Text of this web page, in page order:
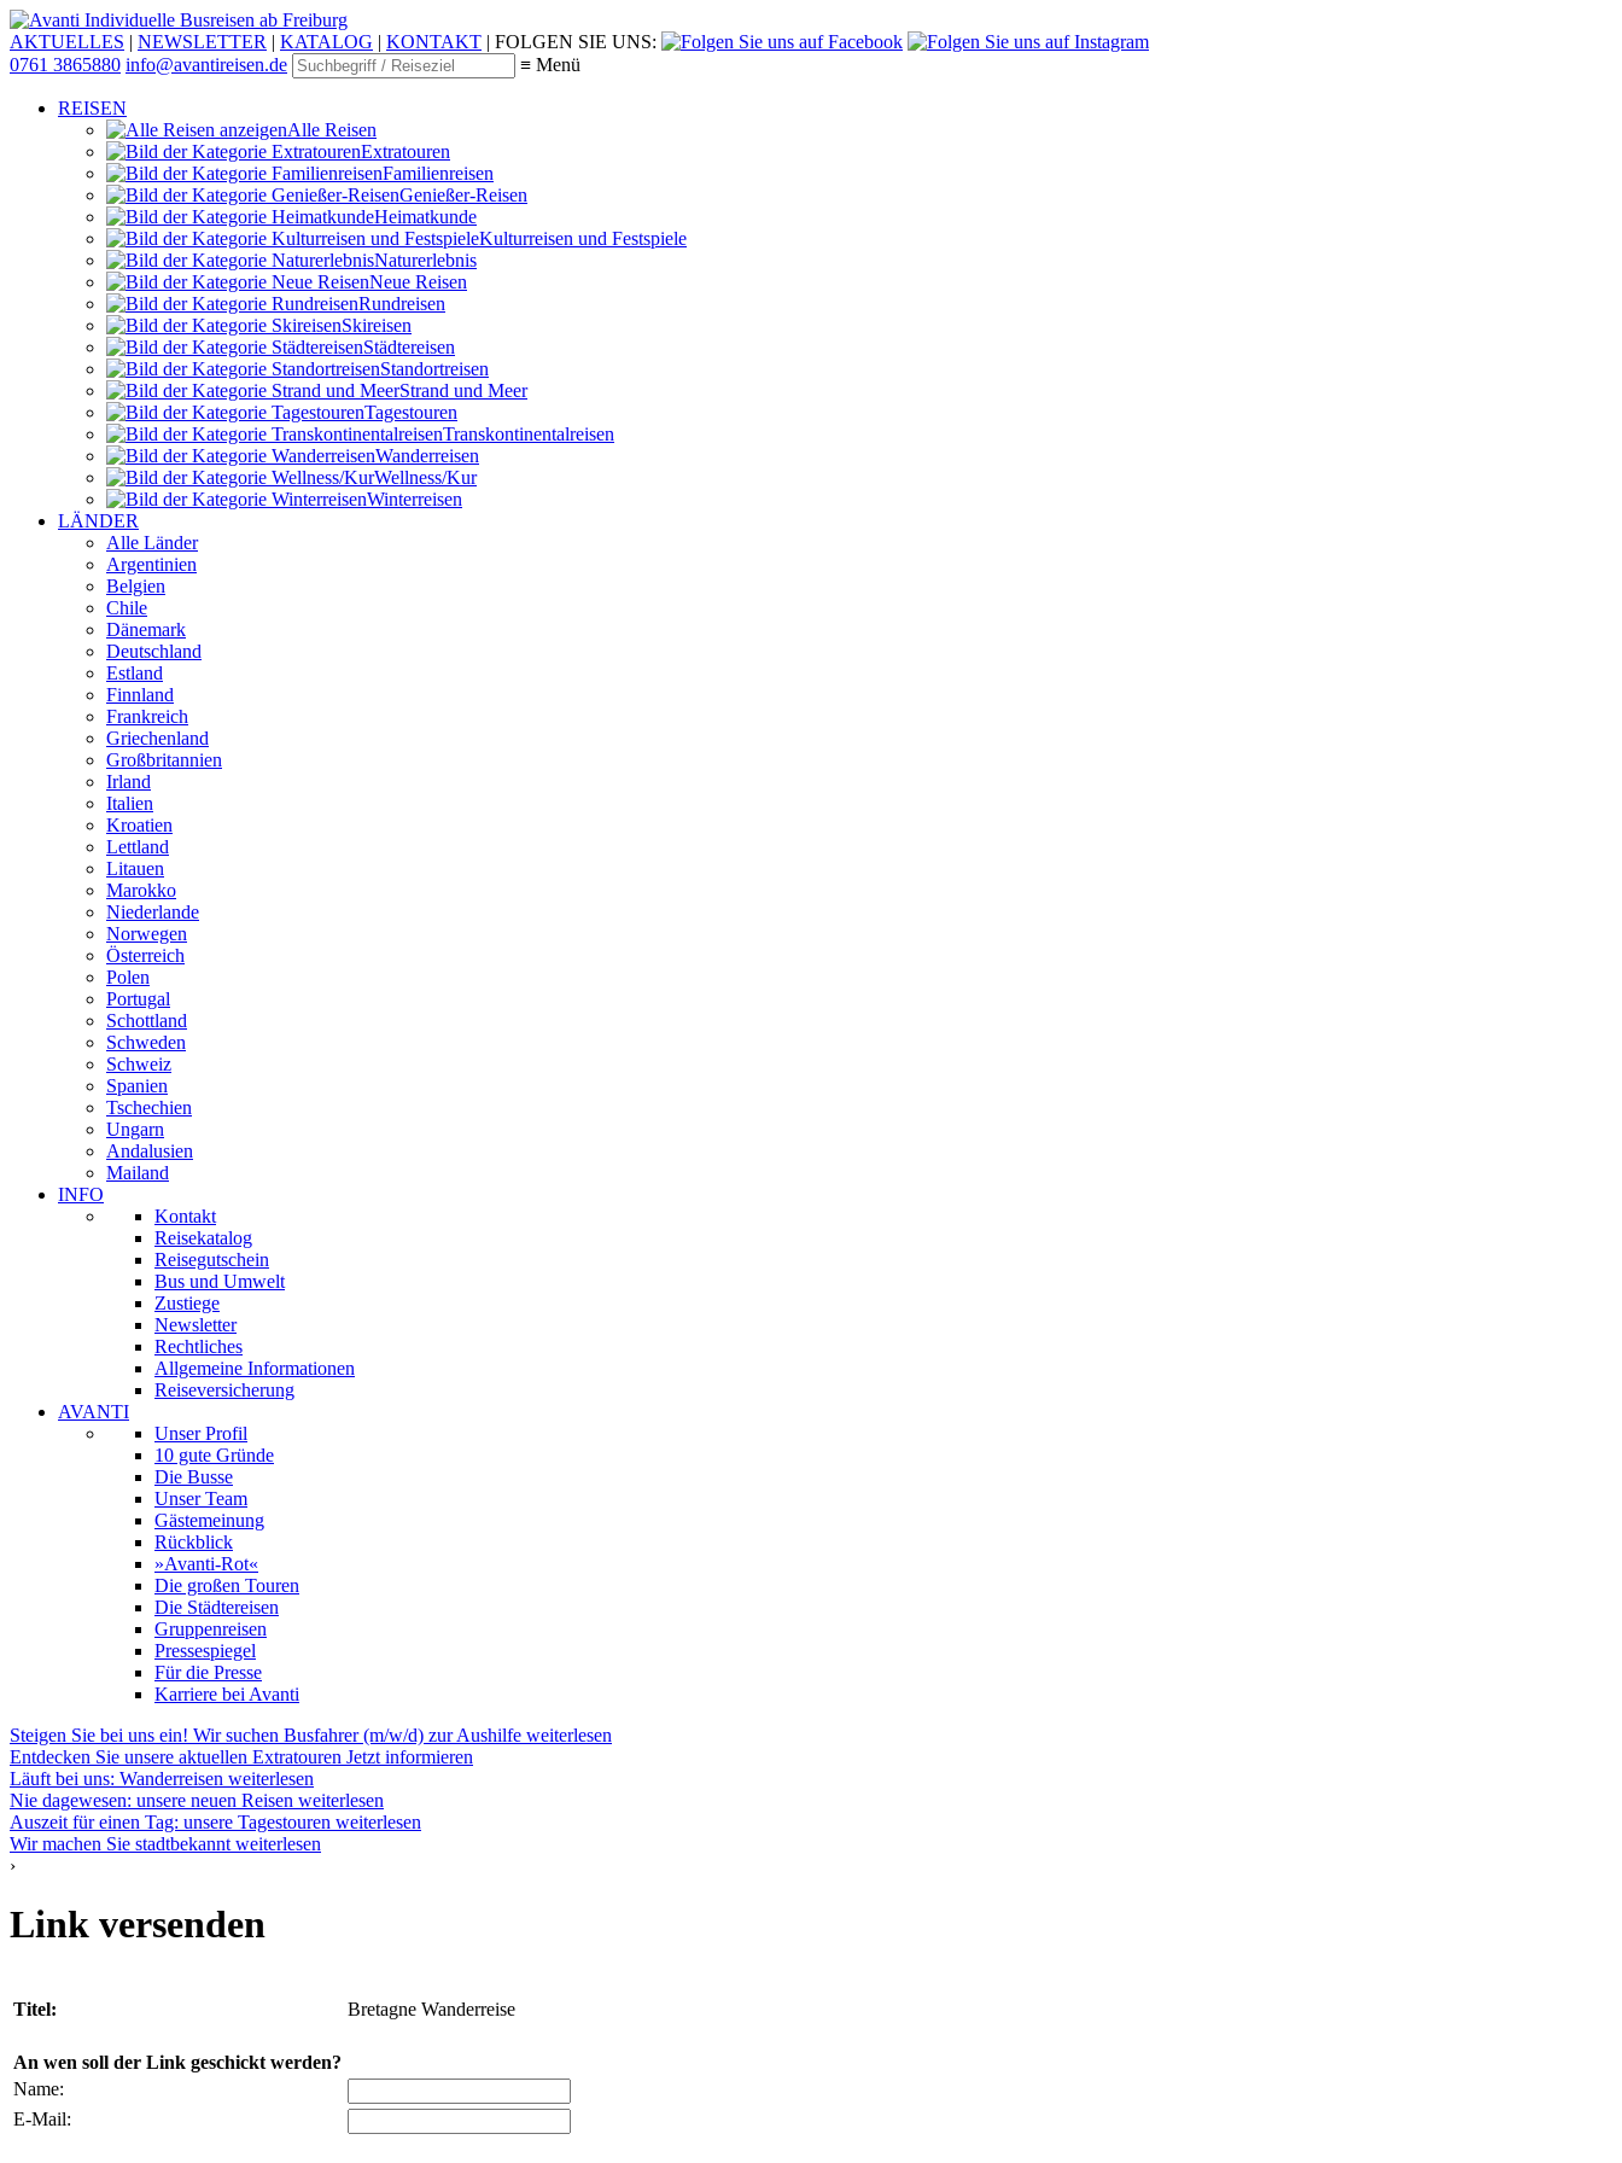
Individuelle Busreisen ab Freiburg
AKTUELLES | NEWSLETTER | KATALOG | KONTAKT | FOLGEN SIE UNS:
0761 3865880 info@avantireisen.de ≡ Menü
REISEN
Alle Reisen
Extratouren
Familien­reisen
Genießer-Reisen
Heimatkunde
Kultur­reisen und Festspiele
Naturerlebnis
Neue Reisen
Rund­reisen
Ski­reisen
Städte­reisen
Standort­reisen
Strand und Meer
Tagestouren
Transkontinental­reisen
Wander­reisen
Wellness/Kur
Winter­reisen
LÄNDER
Alle Länder
Argentinien
Belgien
Chile
Dänemark
Deutschland
Estland
Finnland
Frankreich
Griechenland
Großbritannien
Irland
Italien
Kroatien
Lettland
Litauen
Marokko
Niederlande
Norwegen
Österreich
Polen
Portugal
Schottland
Schweden
Schweiz
Spanien
Tschechien
Ungarn
Andalusien
Mailand
INFO
Kontakt
Reisekatalog
Reisegutschein
Bus und Umwelt
Zustiege
Newsletter
Rechtliches
Allgemeine Informationen
Reiseversicherung
AVANTI
Unser Profil
10 gute Gründe
Die Busse
Unser Team
Gästemeinung
Rückblick
»Avanti-Rot«
Die großen Touren
Die Städtereisen
Gruppenreisen
Pressespiegel
Für die Presse
Karriere bei Avanti
Steigen Sie bei uns ein! Wir suchen Busfahrer (m/w/d) zur Aushilfe weiterlesen
Entdecken Sie unsere aktuellen Extratouren Jetzt informieren
Läuft bei uns: Wanderreisen weiterlesen
Nie dagewesen: unsere neuen Reisen weiterlesen
Auszeit für einen Tag: unsere Tagestouren weiterlesen
Wir machen Sie stadtbekannt weiterlesen
›
Link versenden
Titel: Bretagne Wanderreise
An wen soll der Link geschickt werden?
Name:
E-Mail: